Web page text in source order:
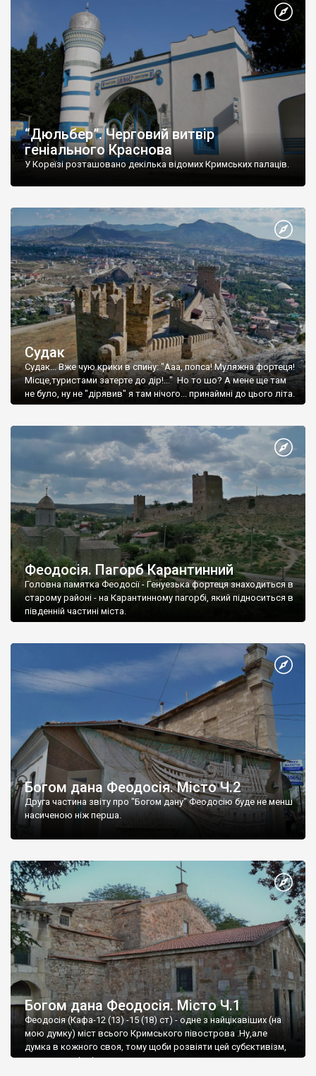
“Дюльбер”. Черговий витвір
геніального Краснова
У Кореїзі розташовано декілька відомих Кримських палаців.
Судак
Судак... Вже чую крики в спину: "Ааа, попса! Муляжна фортеця!
Місце,туристами затерте до дір!..." Но то шо? А мене ще там
не було, ну не "дірявив" я там нічого... принаймні до цього літа.
Феодосія. Пагорб Карантинний
Головна памятка Феодосії - Генуезька фортеця знаходиться в
старому районі - на Карантинному пагорбі, який підноситься в
південній частині міста.
Богом дана Феодосія. Місто Ч.2
Друга частина звіту про "Богом дану" Феодосію буде не менш
насиченою ніж перша.
Богом дана Феодосія. Місто Ч.1
Феодосія (Кафа-12 (13) -15 (18) ст) - одне з найцікавіших (на
мою думку) міст всього Кримського півострова .Ну,але
думка в кожного своя, тому щоби розвіяти цей субєктивізм,
запрошую відвідати це